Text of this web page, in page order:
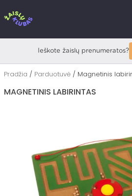
prie
Ieškote žaislų prenumeratos?
Pradžia / Parduotuvė / Magnetinis
MAGNETINIS LABIRINTAS